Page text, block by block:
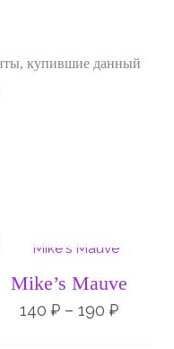
купившие данный
Mike’s Mauve
140 ₽ – 190 ₽
–
190 ₽